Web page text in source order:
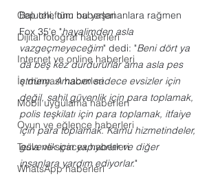
Cep telefonu haberleri
Dijital fotoğraf haberleri
Internet ve online haberleri
İş dünyası haberleri
Mobil uygulama haberleri
Oyun ve eğlence haberleri
Tesla ve spacex haberleri
WhatsApp haberleri
Baluchi, tüm bu yaşananlara rağmen
Fox 35'e "hayalimden asla
vazgeçmeyeceğim" dedi: "Beni dört ya
da beş kez durdururlar ama asla pes
etmem. Amacım sadece evsizler için
değil, sahil güvenlik için para toplamak,
polis teşkilatı için para toplamak, itfaiye
için para toplamak. Kamu hizmetindeler,
güvenlik için yapıyorlar ve diğer
insanlara yardım ediyorlar."